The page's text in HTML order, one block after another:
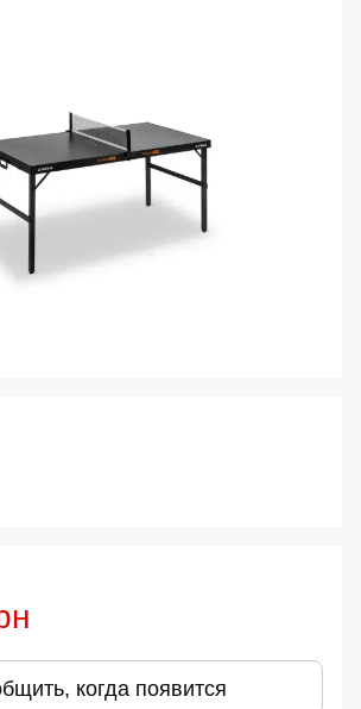
когда появится